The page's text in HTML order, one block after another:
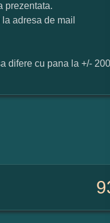
prezentata.
adresa de mail
difere cu pana la +/-